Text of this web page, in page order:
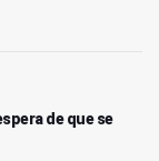
de que se